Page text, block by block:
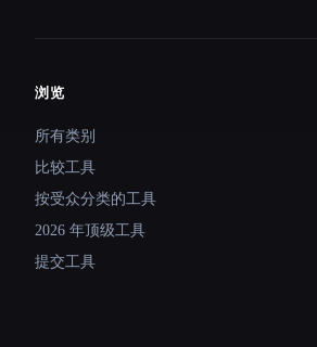
Site navigation
浏览
所有类别
比较工具
按受众分类的工具
2026 年顶级工具
提交工具